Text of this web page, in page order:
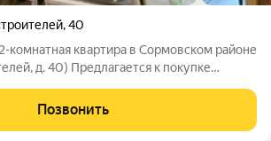
,40
комнатная квартира в Сормовском районе
д. 40) Предлагается к покупке
панельного дома. О квартире:
Позвонить